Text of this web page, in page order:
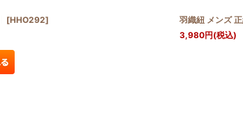
[HHO292]
羽織紐 メンズ
3,980円(税込)